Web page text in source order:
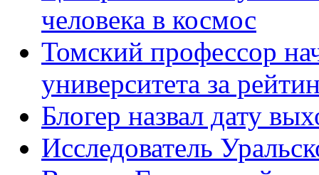
человека в космос
Томский профессор
университета за
Блогер назвал дату
Исследователь